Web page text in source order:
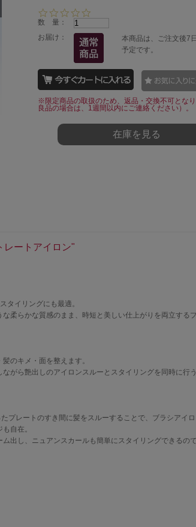
0
s
t
a
r
a
t
i
n
g
数 量：
お届け：
本商品は、ご注文後7
予定です。
※限定商品の取扱のため、返品・交換不可とな
良品の場合は、1週間以内にご連絡ください）。
在庫を見る
レートアイロン"
タイリングにも最適。
柔らかな質感のまま、時短と美しい仕上がりを両立する
のキメ・面を整えます。
がら艶出しのアイロンスルーとスタイリングを同時に行
プレートのすき間に髪をスルーすることで、ブラシアイ
自在。
出し、ニュアンスカールも簡単にスタイリングできるの